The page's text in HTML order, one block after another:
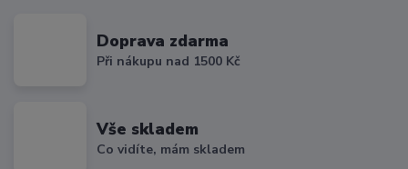
Doprava zdarma
Při nákupu nad 1500 Kč
Vše skladem
Co vidíte, mám skladem